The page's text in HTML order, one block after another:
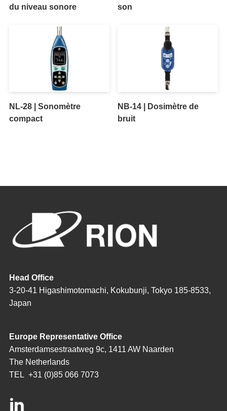
du niveau sonore
son
NL-28 | Sonomètre
compact
NB-14 | Dosimètre de
bruit
Head Office
3-20-41 Higashimotomachi, Kokubunji, Tokyo 185-8533,
Japan
Europe Representative Office
Amsterdamsestraatweg 9c, 1411 AW Naarden
The Netherlands
TEL +31 (0)85 066 7073